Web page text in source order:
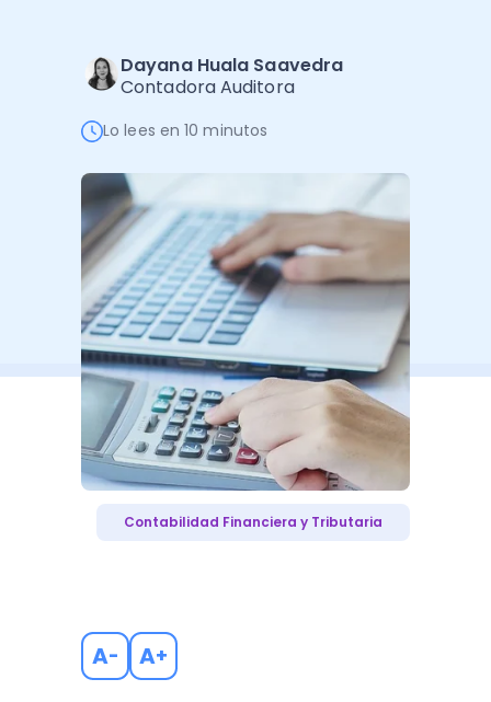
Software Factura y Administración
Autores
Dayana Huala Saavedra
Contadora Auditora
Lo lees en 10 minutos
Contabilidad Financiera y Tributaria
A- A+